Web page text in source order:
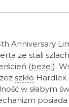
Anniversary
ze stali
(bezel).
szkło
w słabym